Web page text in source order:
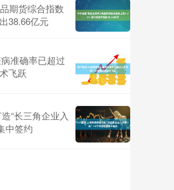
期货综合指数
38.66亿元
准确率已超过
飞跃
“长三角企业入
中签约